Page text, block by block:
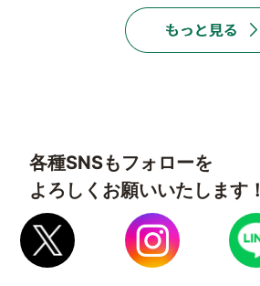
各種SNSもフォローを
よろしくお願いいたします！